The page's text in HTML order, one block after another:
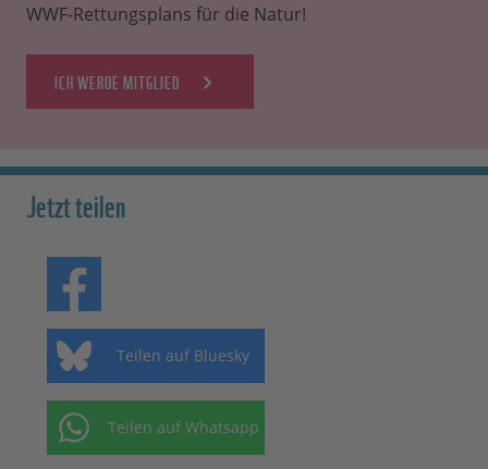
WWF-Rettungsplans für die Natur!
ICH WERDE MITGLIED
Jetzt teilen
Teilen auf Bluesky
Teilen auf Whatsapp